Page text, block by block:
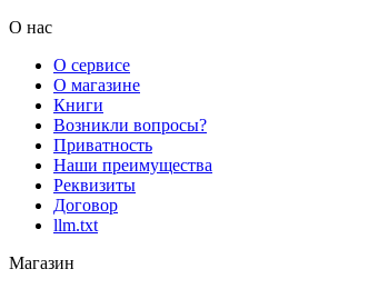
О нас
О сервисе
О магазине
Книги
Возникли вопросы?
Приватность
Наши преимущества
Реквизиты
Договор
llm.txt
Магазин